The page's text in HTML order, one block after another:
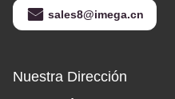
sales8@imega.cn
Nuestra Dirección